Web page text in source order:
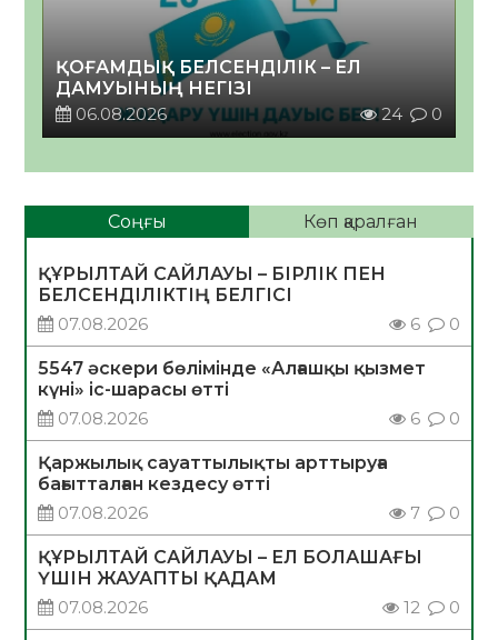
ҚОҒАМДЫҚ БЕЛСЕНДІЛІК – ЕЛ
ДАМУЫНЫҢ НЕГІЗІ
06.08.2026
24 0
Соңғы Көп қаралған
ҚҰРЫЛТАЙ САЙЛАУЫ – БІРЛІК ПЕН
БЕЛСЕНДІЛІКТІҢ БЕЛГІСІ
07.08.2026
6 0
5547 әскери бөлімінде «Алғашқы қызмет
күні» іс-шарасы өтті
07.08.2026
6 0
Қаржылық сауаттылықты арттыруға
бағытталған кездесу өтті
07.08.2026
7 0
ҚҰРЫЛТАЙ САЙЛАУЫ – ЕЛ БОЛАШАҒЫ
ҮШІН ЖАУАПТЫ ҚАДАМ
07.08.2026
12 0